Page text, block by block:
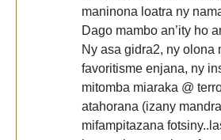
maninona loatra ny
Dago mambo an’ity ho
Ny asa gidra2, ny olona
favoritisme enjana, ny
mitomba miaraka @
atahorana (izany
mifampitazana